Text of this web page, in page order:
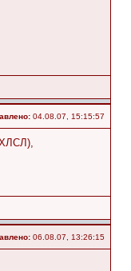
04.08.07, 15:15:57
06.08.07, 13:26:15